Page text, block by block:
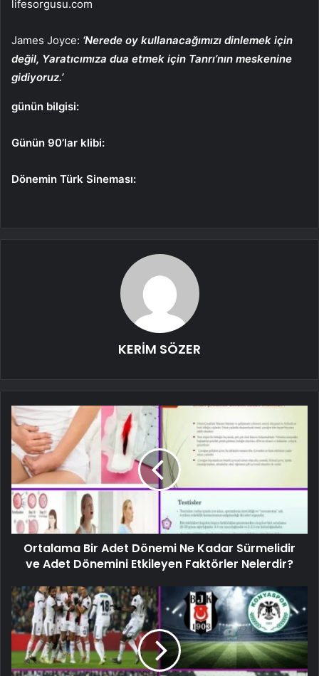
lifesorgusu.com
James Joyce: ‘Nerede oy kullanacağımızı dinlemek için
değil, Yaratıcımıza dua etmek için Tanrı’nın meskenine
gidiyoruz.’
günün bilgisi:
Günün 90’lar klibi:
Dönemin Türk Sineması:
KERİM SÖZER
Ortalama Bir Adet Dönemi Ne Kadar Sürmelidir
ve Adet Dönemini Etkileyen Faktörler Nelerdir?